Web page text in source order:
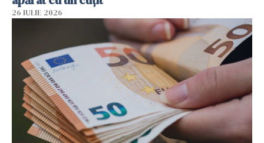
26 IULIE 2026